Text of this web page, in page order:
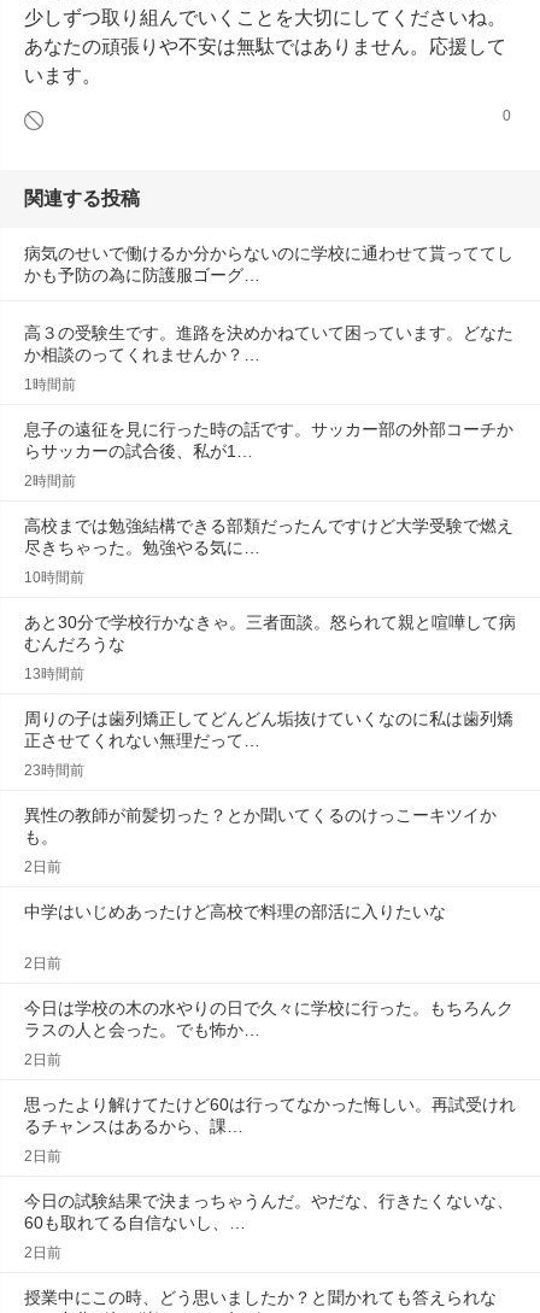
少しずつ取り組んでいくことを大切にしてくださいね。
あなたの頑張りや不安は無駄ではありません。応援して
います。
0
関連する投稿
病気のせいで働けるか分からないのに学校に通わせて貰っててし
かも予防の為に防護服ゴーグ…
高３の受験生です。進路を決めかねていて困っています。どなた
か相談のってくれませんか？…
1時間前
息子の遠征を見に行った時の話です。サッカー部の外部コーチか
らサッカーの試合後、私が1…
2時間前
高校までは勉強結構できる部類だったんですけど大学受験で燃え
尽きちゃった。勉強やる気に…
10時間前
あと30分で学校行かなきゃ。三者面談。怒られて親と喧嘩して病
むんだろうな
13時間前
周りの子は歯列矯正してどんどん垢抜けていくなのに私は歯列矯
正させてくれない無理だって…
23時間前
異性の教師が前髪切った？とか聞いてくるのけっこーキツイか
も。
2日前
中学はいじめあったけど高校で料理の部活に入りたいな
2日前
今日は学校の木の水やりの日で久々に学校に行った。もちろんク
ラスの人と会った。でも怖か…
2日前
思ったより解けてたけど60は行ってなかった悔しい。再試受けれ
るチャンスはあるから、課…
2日前
今日の試験結果で決まっちゃうんだ。やだな、行きたくないな、
60も取れてる自信ないし、…
2日前
授業中にこの時、どう思いましたか？と聞かれても答えられな